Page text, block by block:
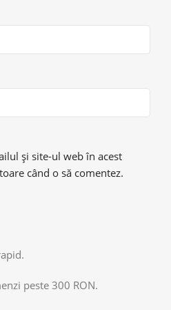
și site-ul web în acest
când o să comentez.
peste 300 RON.